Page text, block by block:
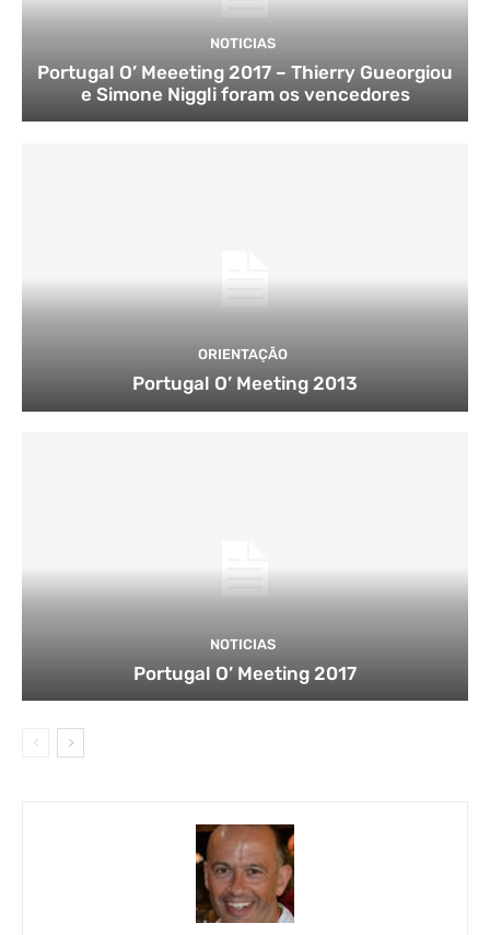
NOTICIAS
Portugal O’ Meeeting 2017 – Thierry Gueorgiou
e Simone Niggli foram os vencedores
ORIENTAÇÃO
Portugal O’ Meeting 2013
NOTICIAS
Portugal O’ Meeting 2017